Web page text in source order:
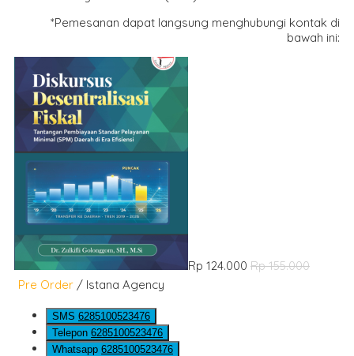
*Pemesanan dapat langsung menghubungi kontak di
bawah ini:
Rp 124.000 Rp 155.000
Pre Order / Istana Agency
SMS 6285100523476
Telepon 6285100523476
Whatsapp 6285100523476